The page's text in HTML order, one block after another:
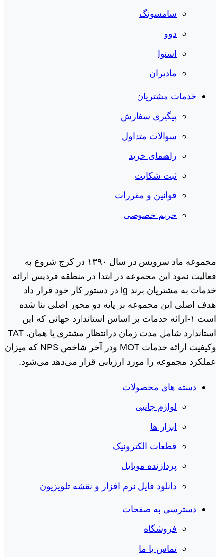
سامسونگ
دوو
اسنوا
مادیران
خدمات مشتریان
پیگیری سفارش
سوالات متداول
راهنمای خرید
ثبت شکایت
قوانین و مقررات
حریم خصوصی
مجموعه ماد سرویس در سال ١٣٩٠ در کرج شروع به
فعالیت نمود این مجموعه در ابتدا در منطقه فردیس ارائه
خدمات به مشتریان برند lg در دستور کار خود قرار داد
هدف اصلی این مجموعه بر پایه دو محور اصلی بنا شده
است ١-ارائه خدمات بر اساس استاندارد جهانی که این
استاندارد شامل مدت زمان درانتظار مشتری یا همان. TAT
وکیفیت ارائه خدمات MOT ودر آخر شاخص NPS که میزان
عملکرد مجموعه را مورد ارزیابی قرار می‌دهد می‌شود.
دسته های محصولات
لوازم جانبی
ابزار ها
قطعات الکترونیک
پردازنده موبایل
دانلود فایل نرم افزار و نقشه تلویزیون
دسترسی به صفحات
فروشگاه
تماس با ما